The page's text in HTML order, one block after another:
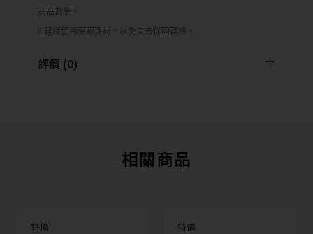
商品為準。
8.建議使用原廠耗材，以免失去保固資格。
評價 (0)
相關商品
特價 特價